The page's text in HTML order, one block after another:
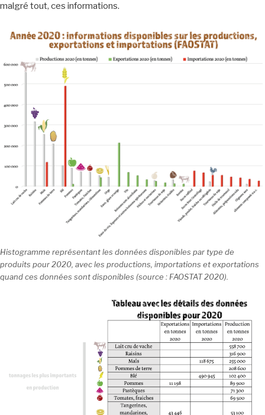
malgré tout, ces informations.
Histogramme représentant les données disponibles par type de
produits pour 2020, avec les productions, importations et exportations
quand ces données sont disponibles (source : FAOSTAT 2020).